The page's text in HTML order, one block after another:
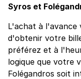
Syros et
L'achat à l'avance
d'obtenir votre
préférez et à
logique que votre
Folégandros soit